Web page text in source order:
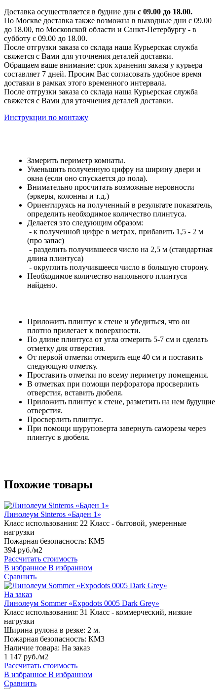
Доставка осуществляется в будние дни с 09.00 до 18.00.
По Москве доставка также возможна в выходные дни с 09.00
до 18.00, по Московской области и Санкт-Петербургу - в
субботу с 09.00 до 18.00.
После отгрузки заказа со склада наша Курьерская служба
свяжется с Вами для уточнения деталей доставки.
Обращаем ваше внимание: срок хранения заказа у курьера
составляет 7 дней. Просим Вас согласовать удобное время
доставки в рамках этого временного интервала.
После отгрузки заказа со склада наша Курьерская служба
свяжется с Вами для уточнения деталей доставки.
Инструкции по монтажу
Замерить периметр комнаты.
Уменьшить полученную цифру на ширину двери и
окна (если оно спускается до пола).
Внимательно просчитать возможные неровности
(эркеры, колонны и т.д.)
Ориентируясь на полученный в результате показатель,
определить необходимое количество плинтуса.
Делается это следующим образом:
- к полученной цифре в метрах, прибавить 1,5 - 2 м
(про запас)
- разделить получившееся число на 2,5 м (стандартная
длина плинтуса)
- округлить получившееся число в большую сторону.
Необходимое количество напольного плинтуса
найдено.
Приложить плинтус к стене и убедиться, что он
плотно прилегает к поверхности.
По длине плинтуса от угла отмерить 5-7 см и сделать
отметку для отверстия.
От первой отметки отмерить еще 40 см и поставить
следующую отметку.
Проставить отметки по всему периметру помещения.
В отметках при помощи перфоратора просверлить
отверстия, вставить дюбеля.
Приложить плинтус к стене, разметить на нем будущие
отверстия.
Просверлить плинтус.
При помощи шуруповерта завернуть саморезы через
плинтус в дюбеля.
Похожие товары
Линолеум Sinteros «Баден 1»
Класс использования: 22 Класс - бытовой, умеренные
нагрузки
Пожарная безопасность: КМ5
394 руб./м2
Рассчитать стоимость
В избранное В избранном
Сравнить
На заказ
Линолеум Sommer «Expodots 0005 Dark Grey»
Класс использования: 31 Класс - коммерческий, низкие
нагрузки
Ширина рулона в резке: 2 м.
Пожарная безопасность: КМ3
Наличие товара: На заказ
1 147 руб./м2
Рассчитать стоимость
В избранное В избранном
Сравнить